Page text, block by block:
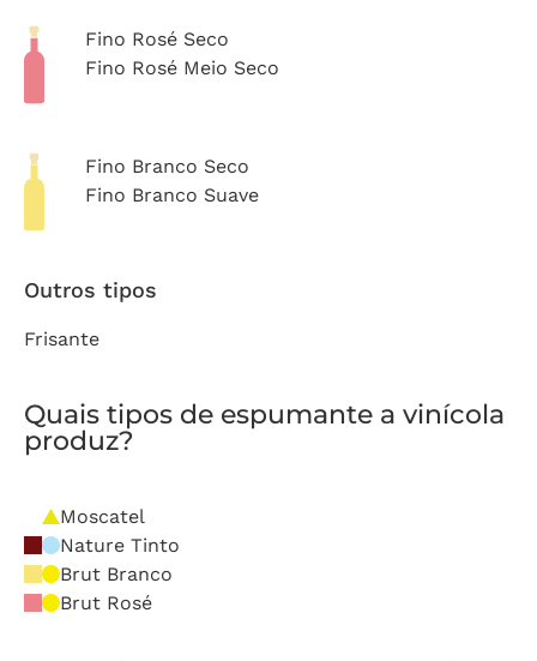
Fino Rosé Seco
Fino Rosé Meio Seco
Fino Branco Seco
Fino Branco Suave
Outros tipos
Frisante
Quais tipos de espumante a vinícola
produz?
Moscatel
Nature Tinto
Brut Branco
Brut Rosé